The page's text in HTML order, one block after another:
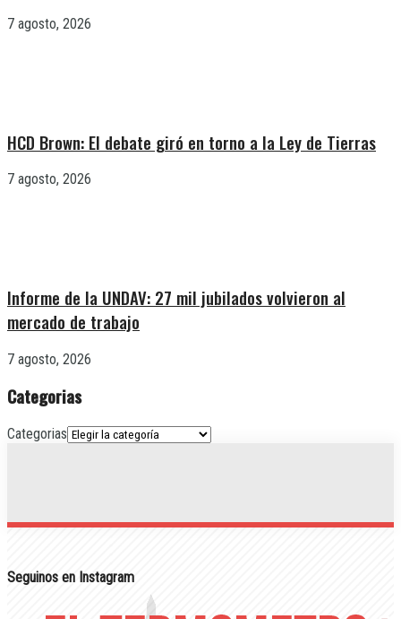
7 agosto, 2026
HCD Brown: El debate giró en torno a la Ley de Tierras
7 agosto, 2026
Informe de la UNDAV: 27 mil jubilados volvieron al
mercado de trabajo
7 agosto, 2026
Categorias
Categorias
Seguinos en Instagram